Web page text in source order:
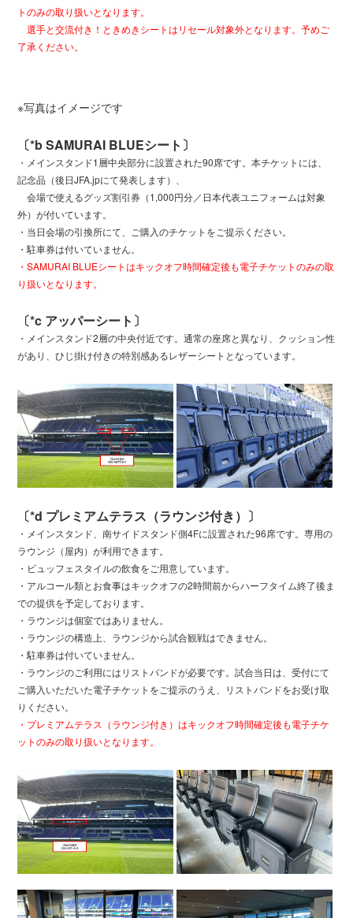
トのみの取り扱いとなります。
選手と交流付き！ときめきシートはリセール対象外となります。予めご
了承ください。
※写真はイメージです
〔*b SAMURAI BLUEシート〕
・メインスタンド1層中央部分に設置された90席です。本チケットには、
記念品（後日JFA.jpにて発表します）、
会場で使えるグッズ割引券（1,000円分／日本代表ユニフォームは対象
外）が付いています。
・当日会場の引換所にて、ご購入のチケットをご提示ください。
・駐車券は付いていません。
・SAMURAI BLUEシートはキックオフ時間確定後も電子チケットのみの取
り扱いとなります。
〔*c アッパーシート〕
・メインスタンド2層の中央付近です。通常の座席と異なり、クッション性
があり、ひじ掛け付きの特別感あるレザーシートとなっています。
〔*d プレミアムテラス（ラウンジ付き）〕
・メインスタンド、南サイドスタンド側4Fに設置された96席です。専用の
ラウンジ（屋内）が利用できます。
・ビュッフェスタイルの飲食をご用意しています。
・アルコール類とお食事はキックオフの2時間前からハーフタイム終了後ま
での提供を予定しております。
・ラウンジは個室ではありません。
・ラウンジの構造上、ラウンジから試合観戦はできません。
・駐車券は付いていません。
・ラウンジのご利用にはリストバンドが必要です。試合当日は、受付にて
ご購入いただいた電子チケットをご提示のうえ、リストバンドをお受け取
りください。
・プレミアムテラス（ラウンジ付き）はキックオフ時間確定後も電子チケ
ットのみの取り扱いとなります。